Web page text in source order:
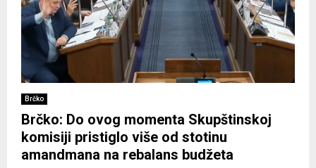
Brčko
Brčko: Do ovog momenta Skupštinskoj
komisiji pristiglo više od stotinu
amandmana na rebalans budžeta